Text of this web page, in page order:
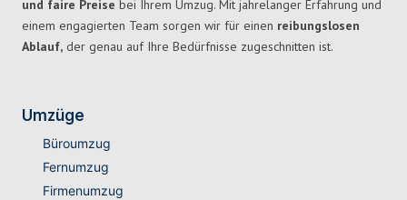
und faire Preise bei Ihrem Umzug. Mit jahrelanger Erfahrung und
einem engagierten Team sorgen wir für einen reibungslosen
Ablauf, der genau auf Ihre Bedürfnisse zugeschnitten ist.
Umzüge
Büroumzug
Fernumzug
Firmenumzug